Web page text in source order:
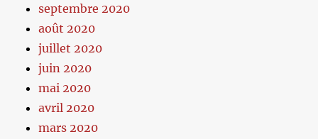
septembre 2020
août 2020
juillet 2020
juin 2020
mai 2020
avril 2020
mars 2020